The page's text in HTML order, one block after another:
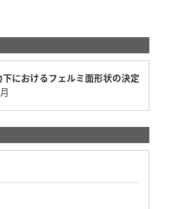
におけるフェルミ面形状の決定